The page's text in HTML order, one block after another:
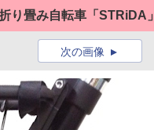
り畳み自転車「STRiDA」
次の画像